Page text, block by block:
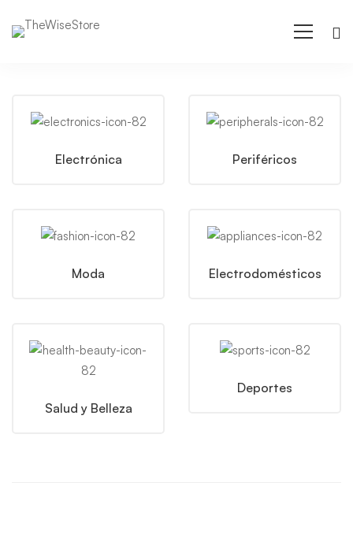
Electrónica Periféricos
Moda Electrodomésticos
Salud y Belleza
Deportes